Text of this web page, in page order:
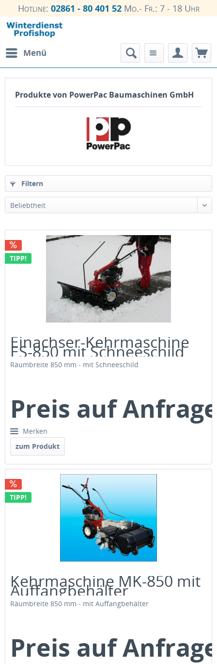
Hotline: 02861 - 80 401 52Mo.- Fr.: 7 - 18 Uhr
Menü
Produkte von PowerPac Baumaschinen GmbH
Filtern
Beliebtheit
TIPP!
Einachser-Kehrmaschine
ES-850 mit Schneeschild
Räumbreite 850 mm - mit Schneeschild
Preis auf
Merken
zum Produkt
TIPP!
Kehrmaschine MK-850 mit
Auffangbehälter
Räumbreite 850 mm - mit Auffangbehälter
Preis auf